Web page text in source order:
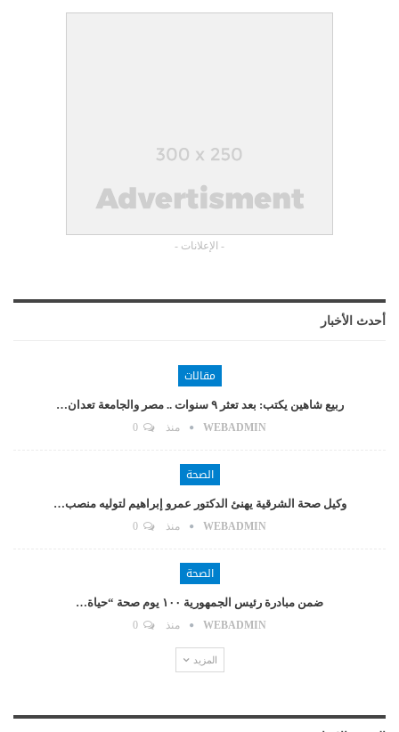
- الإعلانات -
أحدث الأخبار
مقالات
ربيع شاهين يكتب: بعد تعثر ٩ سنوات .. مصر والجامعة تعدان…
WEBADMIN منذ
الصحة
وكيل صحة الشرقية يهنئ الدكتور عمرو إبراهيم لتوليه منصب…
WEBADMIN منذ
الصحة
ضمن مبادرة رئيس الجمهورية ١٠٠ يوم صحة “حياة…
WEBADMIN منذ
المزيد